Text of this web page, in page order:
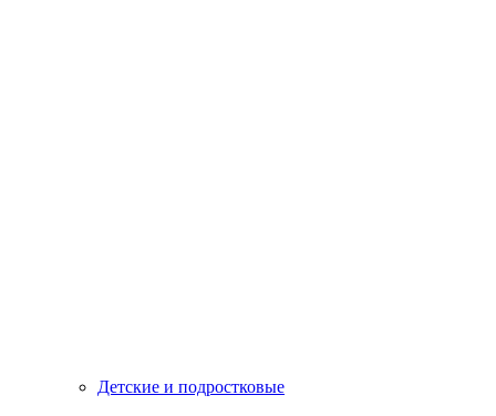
Детские и подростковые